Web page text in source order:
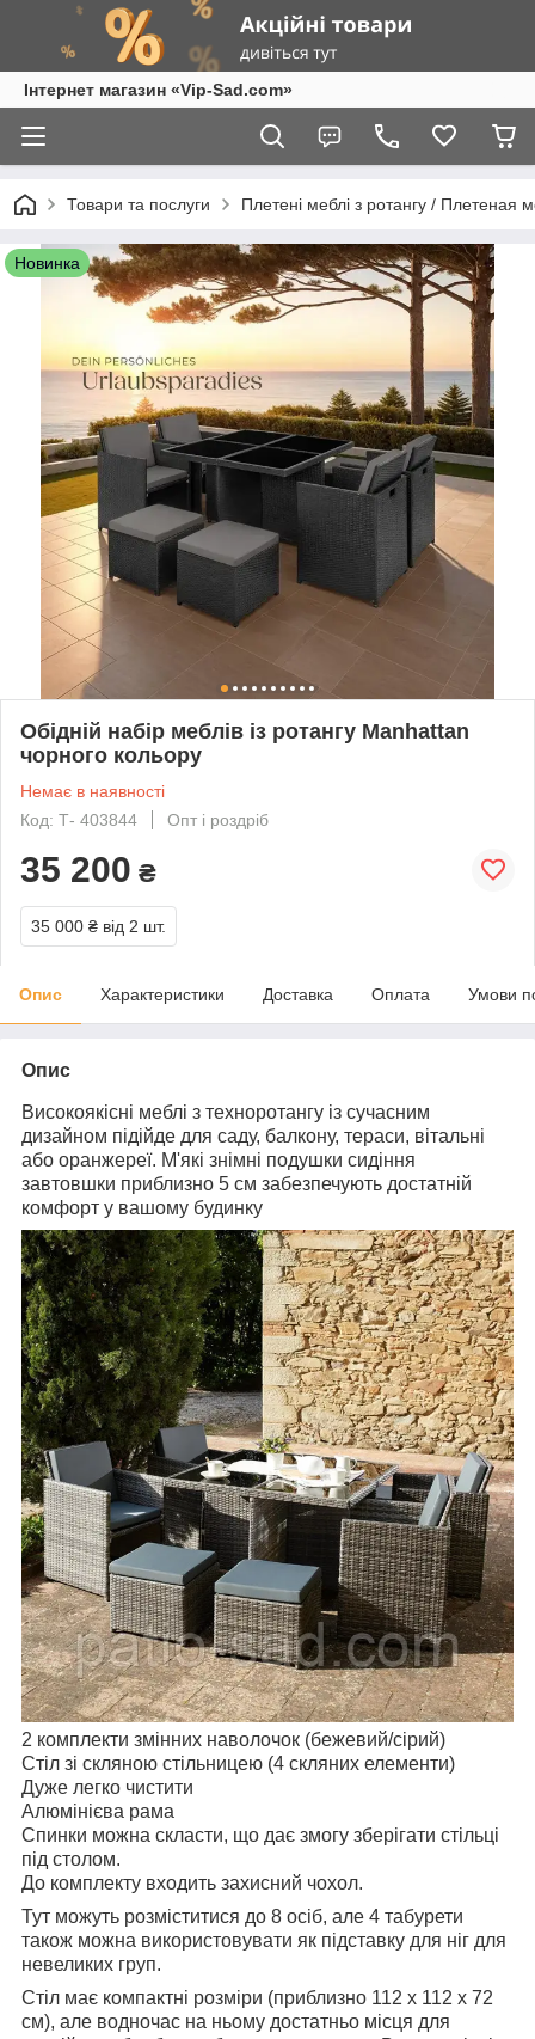
Інтернет магазин «Vip-Sad.com»
Товари та послуги Плетені меблі з ротангу / Плетеная
Новинка
Обідній набір меблів із ротангу Manhattan
чорного кольору
Немає в наявності
Код: Т- 403844
Опт і роздріб
35 200 ₴
35 000 ₴ від 2 шт.
Опис Характеристики Доставка Оплата Умови
Опис
Високоякісні меблі з техноротангу із сучасним
дизайном підійде для саду, балкону, тераси, вітальні
або оранжереї. М'які знімні подушки сидіння
завтовшки приблизно 5 см забезпечують достатній
комфорт у вашому будинку
2 комплекти змінних наволочок (бежевий/сірий)
Стіл зі скляною стільницею (4 скляних елементи)
Дуже легко чистити
Алюмінієва рама
Спинки можна скласти, що дає змогу зберігати стільці
під столом.
До комплекту входить захисний чохол.
Тут можуть розміститися до 8 осіб, але 4 табурети
також можна використовувати як підставку для ніг для
невеликих груп.
Стіл має компактні розміри (приблизно 112 x 112 x 72
см), але водночас на ньому достатньо місця для